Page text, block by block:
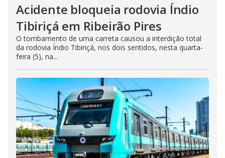
Acidente bloqueia rodovia Índio
Tibiriçá em Ribeirão Pires
O tombamento de uma carreta causou a interdição total
da rodovia Índio Tibiriçá, nos dois sentidos, nesta quarta-
feira (5), na...